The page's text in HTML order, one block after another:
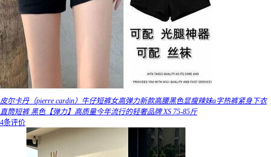
皮尔卡丹（pierre cardin）牛仔短裤女高弹力新款高腰黑色显瘦辣妹a字热裤紧身下衣
直筒短裤 黑色【弹力】高质量今年流行的轻奢品牌 XS 75-85斤
4条评价